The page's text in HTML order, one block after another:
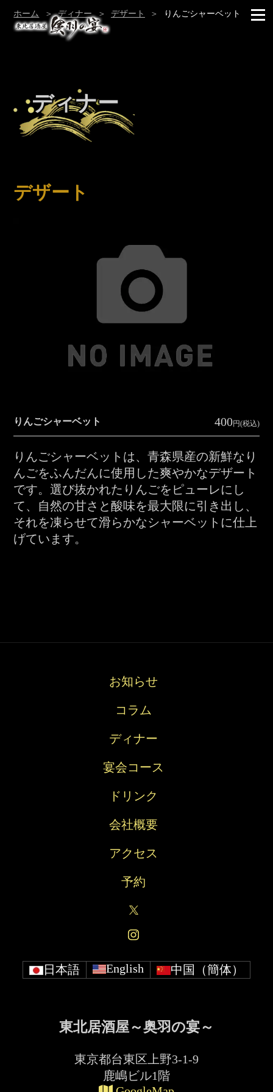
ら
ム
ナ
コ
ン
ホーム ディナー デザート りんごシャーベット
ディナー
デザート
りんごシャーベット 400円(税込)
りんごシャーベットは、青森県産の新鮮なり
んごをふんだんに使用した爽やかなデザート
です。選び抜かれたりんごをピューレにし
て、自然の甘さと酸味を最大限に引き出し、
それを凍らせて滑らかなシャーベットに仕上
げています。
お知らせ
コラム
ディナー
宴会コース
ドリンク
会社概要
アクセス
予約
日本語 English 中国（簡体）
東北居酒屋～奥羽の宴～
東京都台東区上野3-1-9
鹿嶋ビル1階